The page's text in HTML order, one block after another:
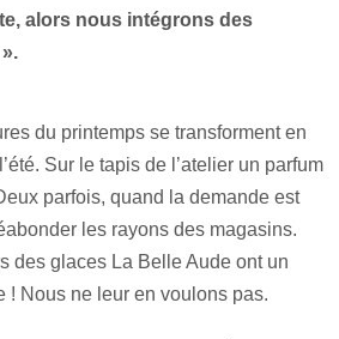
alors nous intégrons des
du printemps se transforment en
Sur le tapis de l’atelier un parfum
parfois, quand la demande est
les rayons des magasins.
des glaces La Belle Aude ont un
! Nous ne leur en voulons pas.